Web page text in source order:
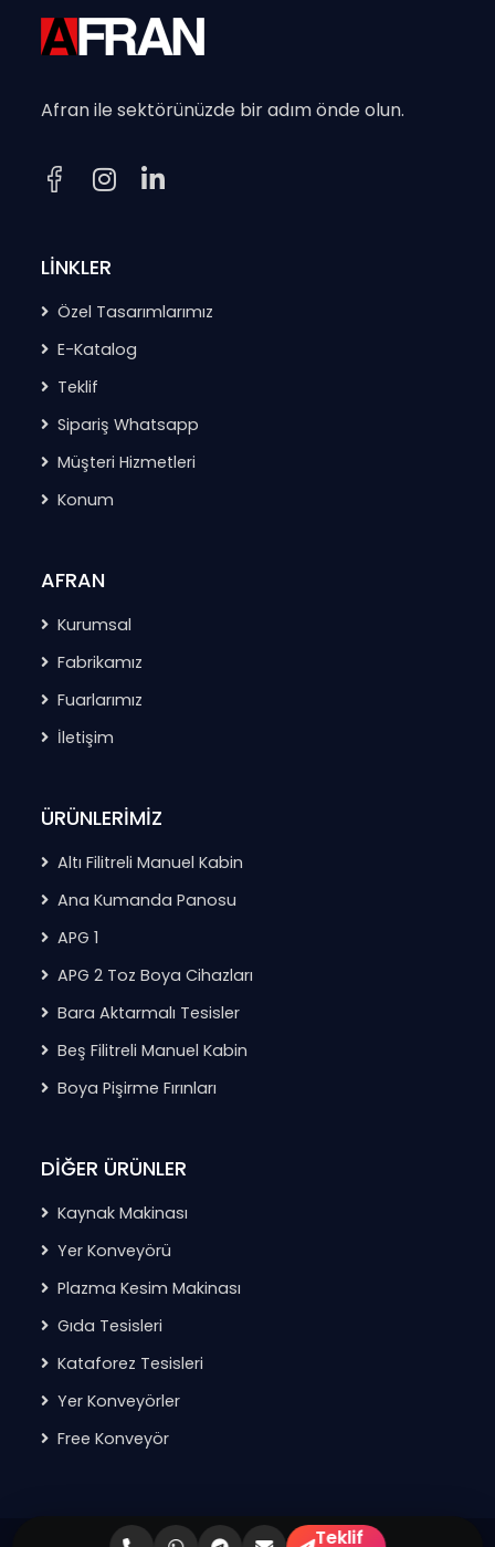
Afran ile sektörünüzde bir adım önde olun.
LİNKLER
Özel Tasarımlarımız
E-Katalog
Teklif
Sipariş Whatsapp
Müşteri Hizmetleri
Konum
AFRAN
Kurumsal
Fabrikamız
Fuarlarımız
İletişim
ÜRÜNLERİMİZ
Altı Filitreli Manuel Kabin
Ana Kumanda Panosu
APG 1
APG 2 Toz Boya Cihazları
Bara Aktarmalı Tesisler
Beş Filitreli Manuel Kabin
Boya Pişirme Fırınları
DİĞER ÜRÜNLER
Kaynak Makinası
Yer Konveyörü
Plazma Kesim Makinası
Gıda Tesisleri
Kataforez Tesisleri
Yer Konveyörler
Free Konveyör
Teklif